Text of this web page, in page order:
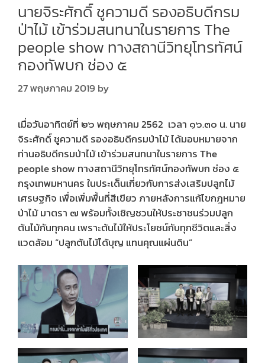
นายจิระศักดิ์ ชูความดี รองอธิบดีกรม
ป่าไม้ เข้าร่วมสนทนาในรายการ The
people show ทางสถานีวิทยุโทรทัศน์
กองทัพบก ช่อง ๕
27 พฤษภาคม 2019 by
เมื่อวันอาทิตย์ที่ ๒๖ พฤษภาคม 2562 เวลา ๑๖.๓๐ น. นาย
จิระศักดิ์ ชูความดี รองอธิบดีกรมป่าไม้ ได้มอบหมายจาก
ท่านอธิบดีกรมป่าไม้ เข้าร่วมสนทนาในรายการ The
people show ทางสถานีวิทยุโทรทัศน์กองทัพบก ช่อง ๕
กรุงเทพมหานคร ในประเด็นเกี่ยวกับการส่งเสริมปลูกไม้
เศรษฐกิจ เพื่อเพิ่มพื้นที่สีเขียว ภายหลังการแก้ไขกฎหมาย
ป่าไม้ มาตรา ๗ พร้อมทั้งเชิญชวนให้ประชาชนร่วมปลูก
ต้นไม้กันทุกคน เพราะต้นไม้ให้ประโยชน์กับทุกชีวิตและสิ่ง
แวดล้อม “ปลูกต้นไม้ได้บุญ แทนคุณแผ่นดิน”